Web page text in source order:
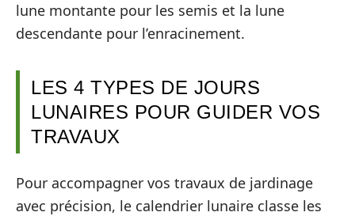
lune montante pour les semis et la lune
descendante pour l’enracinement.
LES 4 TYPES DE JOURS
LUNAIRES POUR GUIDER VOS
TRAVAUX
Pour accompagner vos travaux de jardinage
avec précision, le calendrier lunaire classe les